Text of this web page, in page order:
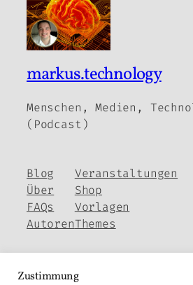
markus.technology
Menschen, Medien,
(Podcast)
Blog
Über
FAQs
Autoren
Veranstaltungen
Shop
Vorlagen
Themes
Zustimmung